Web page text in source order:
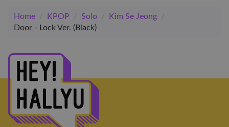
Home / KPOP / Solo / Kim Se Jeong
/
Door - Lock Ver. (Black)